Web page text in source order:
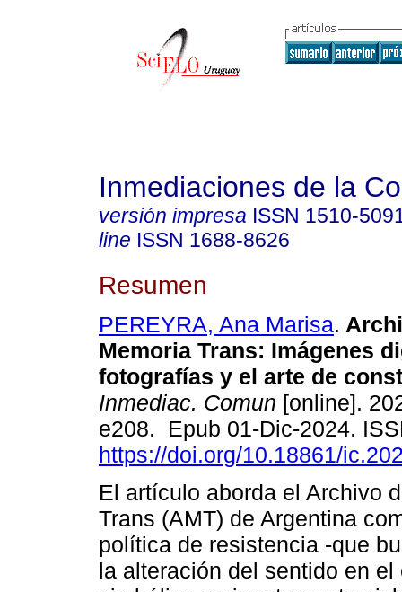
Inmediaciones de la
versión impresa ISSN 1510-
line ISSN 1688-8626
Resumen
PEREYRA, Ana Marisa.
Memoria Trans: Imágenes
fotografías y el arte de
Inmediac. Comun [online].
e208. Epub 01-Dic-2024.
https://doi.org/10.18861/
El artículo aborda el Archivo
Trans (AMT) de Argentina
política de resistencia -que
la alteración del sentido en